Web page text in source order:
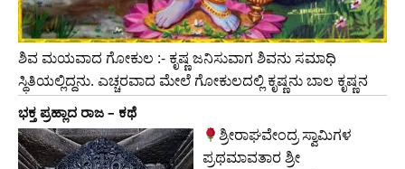
ಶಿವ ಮಯವಾದ ಗೋಕುಲ :- ಕೃಷ್ಣ ಜನಿಸುವಾಗ ಶಿವನು ಸಮಾಧಿ
ಸ್ಥಿತಿಯಲ್ಲಿದ್ದನು. ಎಚ್ಚರವಾದ ಮೇಲೆ ಗೋಕುಲದಲ್ಲಿ ಕೃಷ್ಣನು ಬಾಲ ಕೃಷ್ಣನ
ಭಕ್ತ ಪ್ರಹ್ಲಾದ ರಾಜ – ಕಥೆ
ಶ್ರೀರಾಘವೇಂದ್ರ ಸ್ವಾಮಿಗಳ
ಪ್ರಥಮಾವತಾರ ಶ್ರೀ